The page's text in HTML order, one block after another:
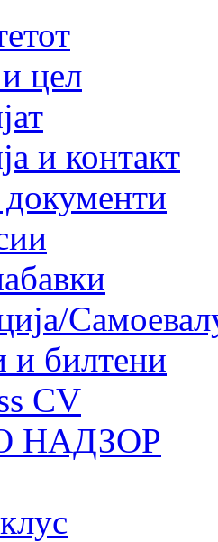
цел
и контакт
и билтени
CV
НАДЗОР